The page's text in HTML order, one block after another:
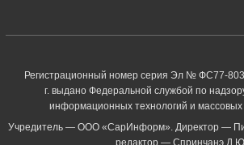
Регистрационный номер серия Эл № ФС77-
г. выдано Федеральной службой по
информационных технологий и массовых
Учредитель — ООО «СарИнформ». Директор —
редактор — Спринчанэ